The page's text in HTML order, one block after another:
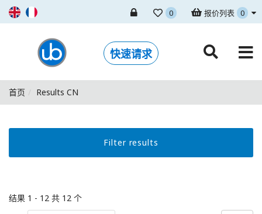
报价列表 0
0
快速请求
首页 Results CN
Filter results
结果 1 - 12 共 12 个